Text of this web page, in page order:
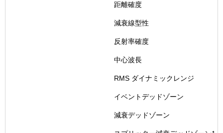
距離確度
減衰線型性
反射率確度
中心波長
RMS ダイナミックレンジ
イベントデッドゾーン
減衰デッドゾーン